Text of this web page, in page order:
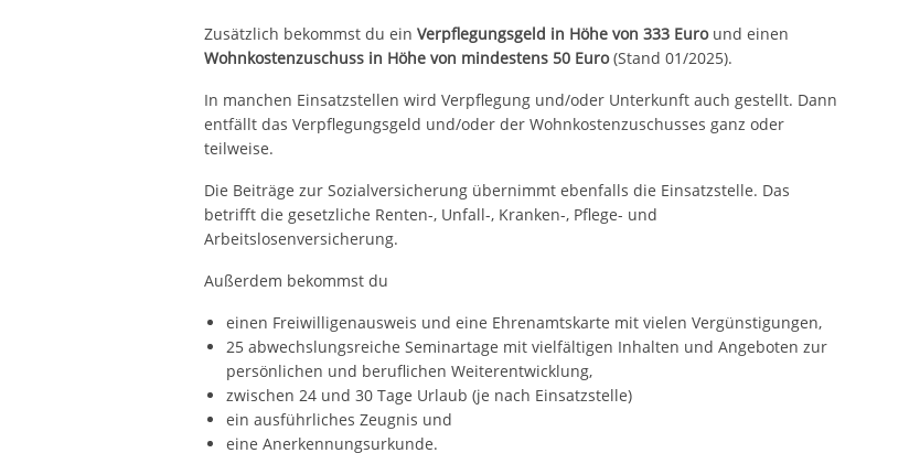
Zusätzlich bekommst du ein Verpflegungsgeld in Höhe von 333 Euround einen
Wohnkostenzuschuss in Höhe von mindestens 50 Euro(Stand 01/2025).
In manchen Einsatzstellen wird Verpflegung und/oder Unterkunft auch gestellt. Dann
entfällt das Verpflegungsgeld und/oder der Wohnkostenzuschusses ganz oder
teilweise.
Die Beiträge zur Sozialversicherung übernimmt ebenfalls die Einsatzstelle. Das
betrifft die gesetzliche Renten-, Unfall-, Kranken-, Pflege- und
Arbeitslosenversicherung.
Außerdem bekommst du
einen Freiwilligenausweis und eine Ehrenamtskarte mit vielen Vergünstigungen,
25 abwechslungsreiche Seminartage mit vielfältigen Inhalten und Angeboten zur
persönlichen und beruflichen Weiterentwicklung,
zwischen 24 und 30 Tage Urlaub (je nach Einsatzstelle)
ein ausführliches Zeugnis und
eine Anerkennungsurkunde.